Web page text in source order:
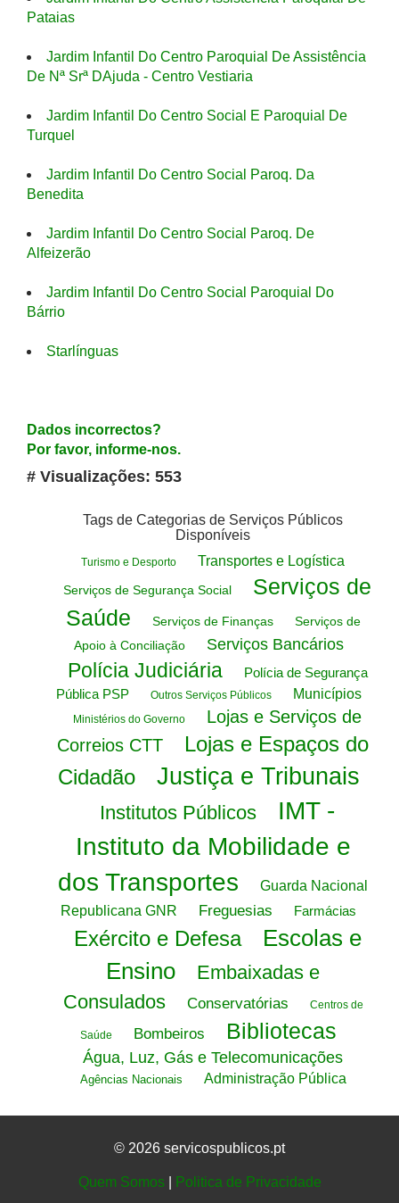
Pataias
Jardim Infantil Do Centro Paroquial De Assistência
De Nª Srª DAjuda - Centro Vestiaria
Jardim Infantil Do Centro Social E Paroquial De
Turquel
Jardim Infantil Do Centro Social Paroq. Da
Benedita
Jardim Infantil Do Centro Social Paroq. De
Alfeizerão
Jardim Infantil Do Centro Social Paroquial Do
Bárrio
Starlínguas
Dados incorrectos?
Por favor, informe-nos.
# Visualizações: 553
Tags de Categorias de Serviços Públicos
Disponíveis
Turismo e Desporto Transportes e Logística
Serviços de Segurança Social
Serviços de
Saúde
Serviços de Finanças
Serviços de
Apoio à Conciliação
Serviços Bancários
Polícia Judiciária
Polícia de Segurança
Pública PSP
Outros Serviços Públicos Municípios
Ministérios do Governo
Lojas e Serviços de
Correios CTT
Lojas e Espaços do
Cidadão
Justiça e Tribunais
Institutos Públicos
IMT -
Instituto da Mobilidade e
dos Transportes
Guarda Nacional
Republicana GNR
Freguesias Farmácias
Exército e Defesa
Escolas e
Ensino
Embaixadas e
Consulados
Conservatórias Centros de
Saúde Bombeiros Bibliotecas
Água, Luz, Gás e Telecomunicações
Agências Nacionais Administração Pública
© 2026 servicospublicos.pt
Quem Somos| Politica de Privacidade